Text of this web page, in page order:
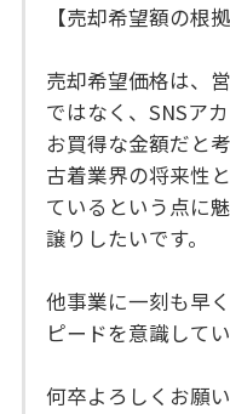
【売却希望額の根拠
売却希望価格は、
ではなく、SNSア
お買得な金額だと考
古着業界の将来性
ているという点に
譲りしたいです。
他事業に一刻も早
ピードを意識してい
何卒よろしくお願い